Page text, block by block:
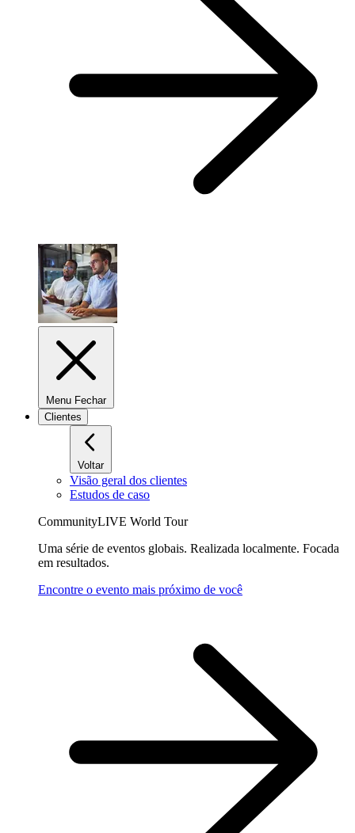
Menu Fechar
Clientes
Voltar
Visão geral dos clientes
Estudos de caso
CommunityLIVE World Tour
Uma série de eventos globais. Realizada localmente. Focada
em resultados.
Encontre o evento mais próximo de você